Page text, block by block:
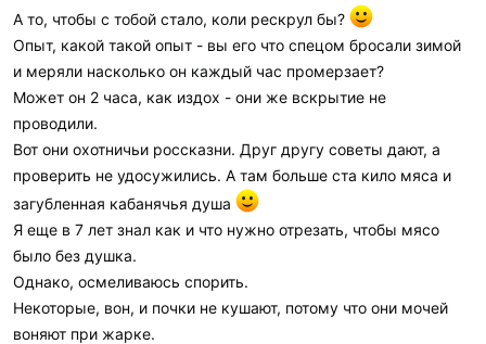
мухи не "обосрут". Так что Мамай то как раз в теме, после 12
часов, может и можно посрезать собакам с конечностей, но
самому, не, не рискнул бы.
А то, чтобы с тобой стало, коли рескрул бы?
Опыт, какой такой опыт - вы его что спецом бросали зимой
и меряли насколько он каждый час промерзает?
Может он 2 часа, как издох - они же вскрытие не
проводили.
Вот они охотничьи россказни. Друг другу советы дают, а
проверить не удосужились. А там больше ста кило мяса и
загубленная кабанячья душа
Я еще в 7 лет знал как и что нужно отрезать, чтобы мясо
было без душка.
Однако, осмеливаюсь спорить.
Некоторые, вон, и почки не кушают, потому что они мочей
воняют при жарке.